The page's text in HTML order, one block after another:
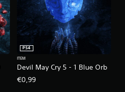
Devil May Cry 5 - 1 Blue Orb
PS4
ITEM
€0,99